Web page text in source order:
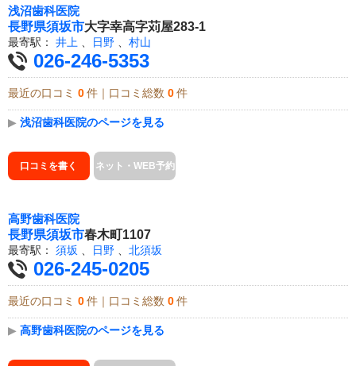
浅沼歯科医院
長野県須坂市大字幸高字苅屋283-1
最寄駅： 井上 日野 村山
026-246-5353
最近の口コミ 0 件｜口コミ総数 0 件
▶ 浅沼歯科医院のページを見る
口コミを書く ネット・WEB予約
高野歯科医院
長野県須坂市春木町1107
最寄駅： 須坂 日野 北須坂
026-245-0205
最近の口コミ 0 件｜口コミ総数 0 件
▶ 高野歯科医院のページを見る